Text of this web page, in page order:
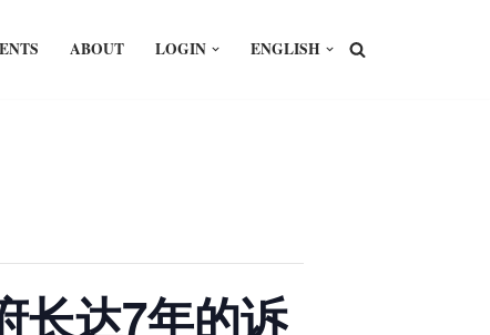
ABOUT LOGIN ENGLISH
长达7年的诉